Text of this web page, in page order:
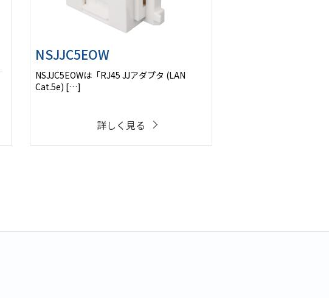
NSJJC5EOW
NSJJC5EOWは「RJ45 JJアダプタ (LAN
Cat.5e) […]
詳しく見る